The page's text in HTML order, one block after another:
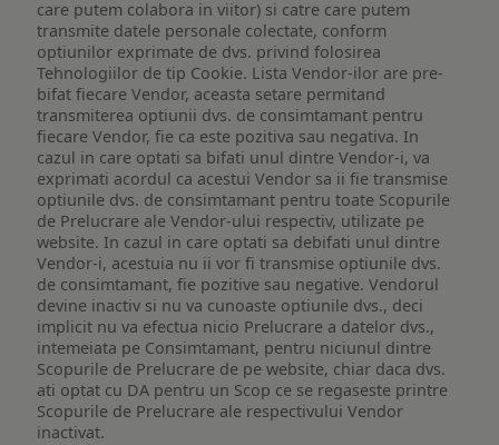
care putem colabora in viitor) si catre care putem
transmite datele personale colectate, conform
optiunilor exprimate de dvs. privind folosirea
Tehnologiilor de tip Cookie. Lista Vendor-ilor are pre-
bifat fiecare Vendor, aceasta setare permitand
transmiterea optiunii dvs. de consimtamant pentru
fiecare Vendor, fie ca este pozitiva sau negativa. In
cazul in care optati sa bifati unul dintre Vendor-i, va
exprimati acordul ca acestui Vendor sa ii fie transmise
optiunile dvs. de consimtamant pentru toate Scopurile
de Prelucrare ale Vendor-ului respectiv, utilizate pe
website. In cazul in care optati sa debifati unul dintre
Vendor-i, acestuia nu ii vor fi transmise optiunile dvs.
de consimtamant, fie pozitive sau negative. Vendorul
devine inactiv si nu va cunoaste optiunile dvs., deci
implicit nu va efectua nicio Prelucrare a datelor dvs.,
intemeiata pe Consimtamant, pentru niciunul dintre
Scopurile de Prelucrare de pe website, chiar daca dvs.
ati optat cu DA pentru un Scop ce se regaseste printre
Scopurile de Prelucrare ale respectivului Vendor
inactivat.